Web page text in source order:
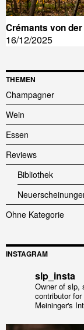
Crémants von
16/12/2025
THEMEN
Champagner
Wein
Essen
Reviews
Bibliothek
Ohne Kategorie
INSTAGRAM
slp_insta
Owner of slp,
contributor
Meininger's